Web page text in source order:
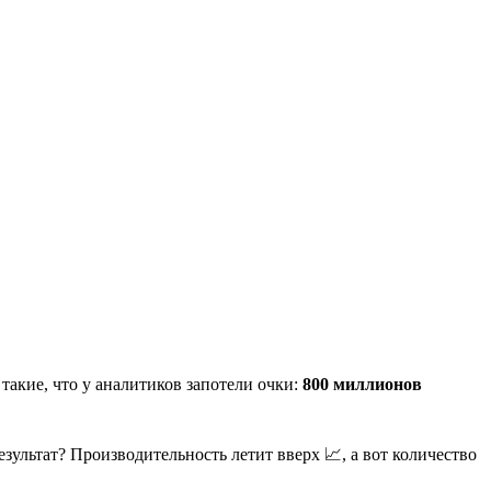
что у аналитиков запотели очки: 800 миллионов
Производительность летит вверх 📈, а вот количество